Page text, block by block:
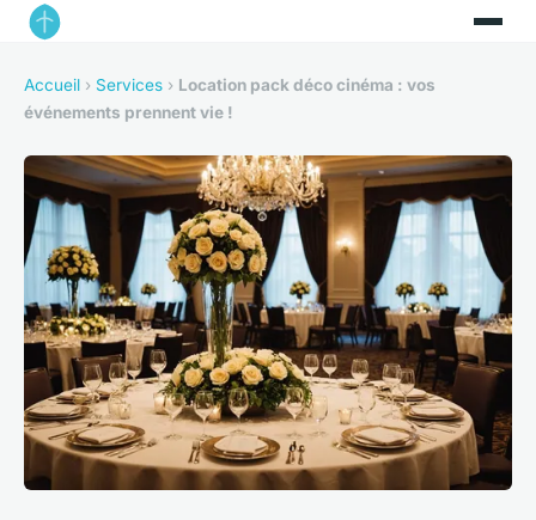
Accueil › Services › Location pack déco cinéma : vos
événements prennent vie !